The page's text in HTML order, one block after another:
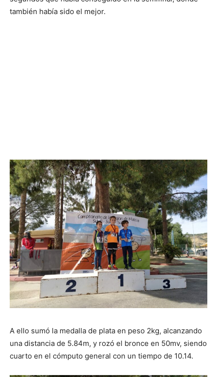
también había sido el mejor.
A ello sumó la medalla de plata en peso 2kg, alcanzando
una distancia de 5.84m, y rozó el bronce en 50mv, siendo
cuarto en el cómputo general con un tiempo de 10.14.